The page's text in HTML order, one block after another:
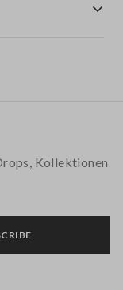
Kollektionen